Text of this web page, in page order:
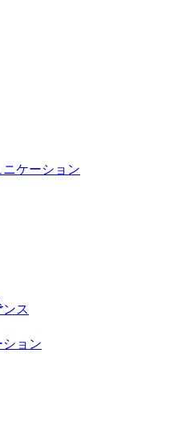
ケーション
ス
ョン